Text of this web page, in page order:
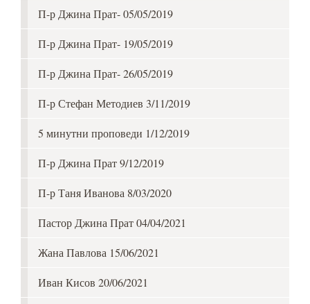
П-р Джина Прат- 05/05/2019
П-р Джина Прат- 19/05/2019
П-р Джина Прат- 26/05/2019
П-р Стефан Методиев 3/11/2019
5 минутни проповеди 1/12/2019
П-р Джина Прат 9/12/2019
П-р Таня Иванова 8/03/2020
Пастор Джина Прат 04/04/2021
Жана Павлова 15/06/2021
Иван Кисов 20/06/2021